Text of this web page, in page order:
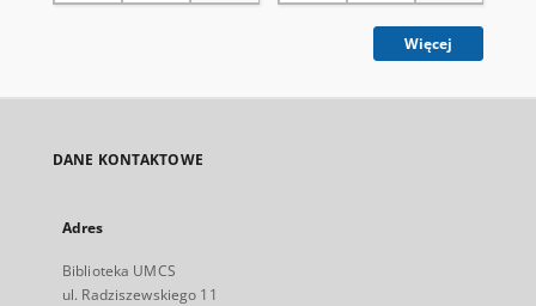
Więcej
DANE KONTAKTOWE
Adres
Biblioteka UMCS
ul. Radziszewskiego 11